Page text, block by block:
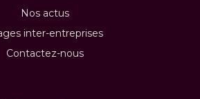
Nos actus
inter-entreprises
Contactez-nous